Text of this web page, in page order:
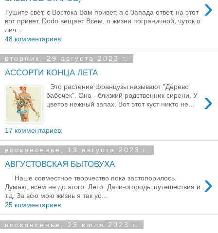
›
Тушите свет, с Востока Вам привет, а с Запада ответ, на этот
вот привет, Dodo вещает Всем, о жизни пограничной, чуток о
лич...
48 комментариев:
вторник, 29 августа 2023 г.
АССОРТИ КОНЦА ЛЕТА
›
Это растение французы называют "Дерево
бабочек". Оно - близкий родственник сирени. У
цветов нежный запах. Вот этот куст никто не...
17 комментариев:
воскресенье, 13 августа 2023 г.
АВГУСТОВСКАЯ БЫТОВУХА
›
Наше совместное творчество пока застопорилось.
Думаю, всем не до этого. Лето. Дачи-огороды,путешествия и
т.д. За всю мою жизнь я так ус...
25 комментариев:
воскресенье, 23 июля 2023 г.